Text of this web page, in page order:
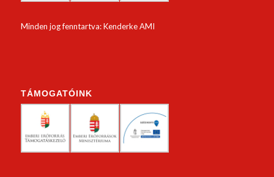
Minden jog fenntartva: Kenderke AMI
TÁMOGATÓINK